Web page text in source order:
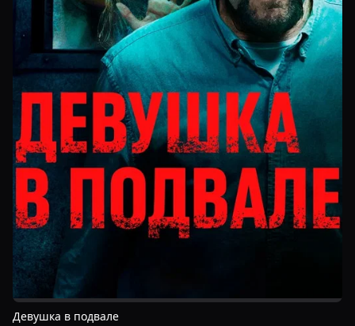
Девушка в подвале